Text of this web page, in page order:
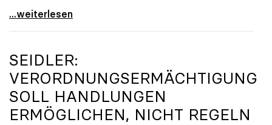
Seidler: „Erlass der Studienbeiträge derzeit nicht
...weiterlesen
SEIDLER:
VERORDNUNGSERMÄCHTIGUNG
SOLL HANDLUNGEN
ERMÖGLICHEN, NICHT REGELN